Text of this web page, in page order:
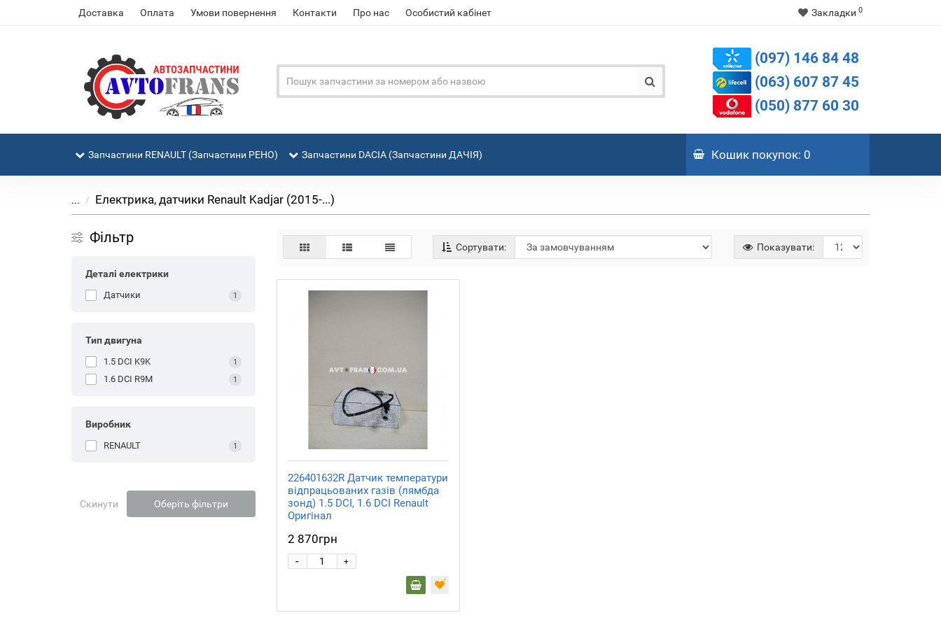
Доставка Оплата Умови повернення Контакти Про нас Особистий кабінет Закладки 0
(097) 146 84 48
(063) 607 87 45
(050) 877 60 30
Запчастини RENAULT (Запчастини РЕНО) Запчастини DACIA (Запчастини ДАЧІЯ) Кошикпокупок: 0
... Електрика, датчики Renault Kadjar (2015-...)
Фільтр
Деталі електрики
Датчики 1
Тип двигуна
1.5 DCI K9K 1
1.6 DCI R9M 1
Виробник
RENAULT 1
Скинути Оберіть фільтри
Сортувати: Показувати:
226401632R Датчик температури
відпрацьованих газів (лямбда
зонд) 1.5 DCI, 1.6 DCI Renault
Оригінал
2 870грн
+
-